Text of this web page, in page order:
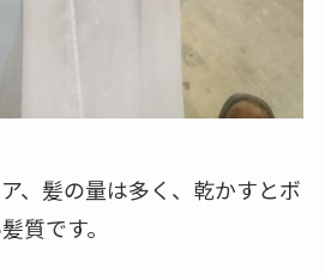
、髪の量は多く、乾かすとボ
質です。